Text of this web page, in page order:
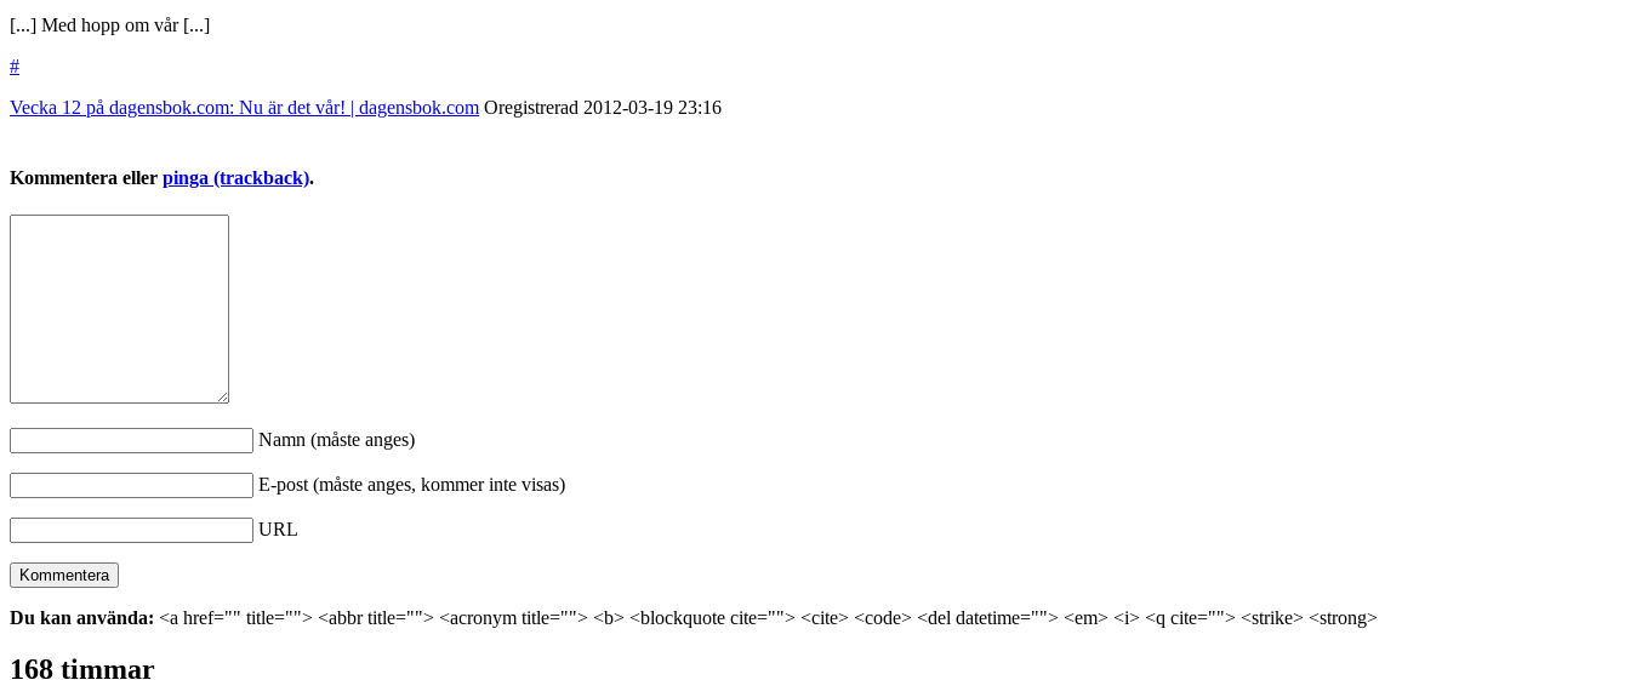
[...] Med hopp om vår [...]
#
Vecka 12 på dagensbok.com: Nu är det vår! | dagensbok.com Oregistrerad 2012-03-19 23:16
Kommentera eller pinga (trackback).
Namn (måste anges)
E-post (måste anges, kommer inte visas)
URL
Du kan använda: <a href="" title=""> <abbr title=""> <acronym title=""> <b> <blockquote cite=""> <cite> <code> <del datetime=""> <em> <i> <q cite=""> <strike> <strong>
168 timmar